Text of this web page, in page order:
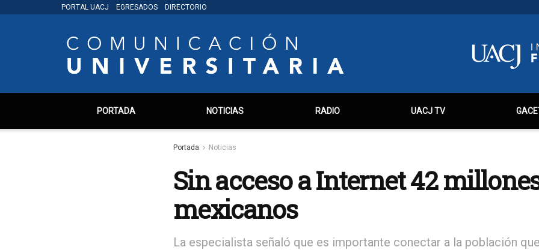
PORTAL UACJ EGRESADOS DIRECTORIO
PORTADA NOTICIAS RADIO UACJ TV
Portada Noticias
Sin acceso a Internet 42
mexicanos
La especialista señaló que es importante conectar a la población